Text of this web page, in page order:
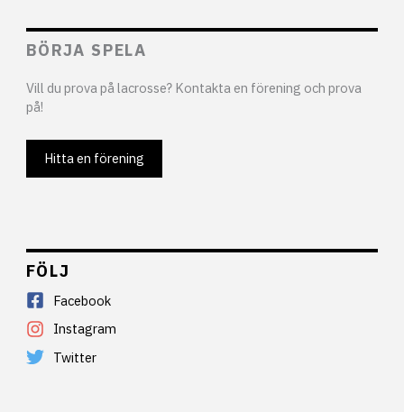
BÖRJA SPELA
Vill du prova på lacrosse? Kontakta en förening och prova
på!
Hitta en förening
FÖLJ
Facebook
Instagram
Twitter